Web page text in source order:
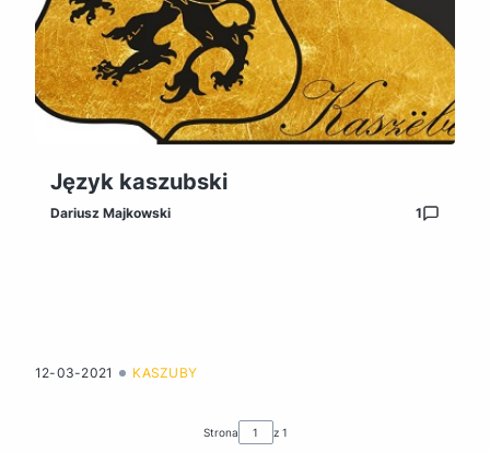
Język kaszubski
Dariusz Majkowski 1
12-03-2021 KASZUBY
Strona z 1